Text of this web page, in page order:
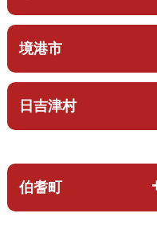
境港市
日吉津村
伯耆町